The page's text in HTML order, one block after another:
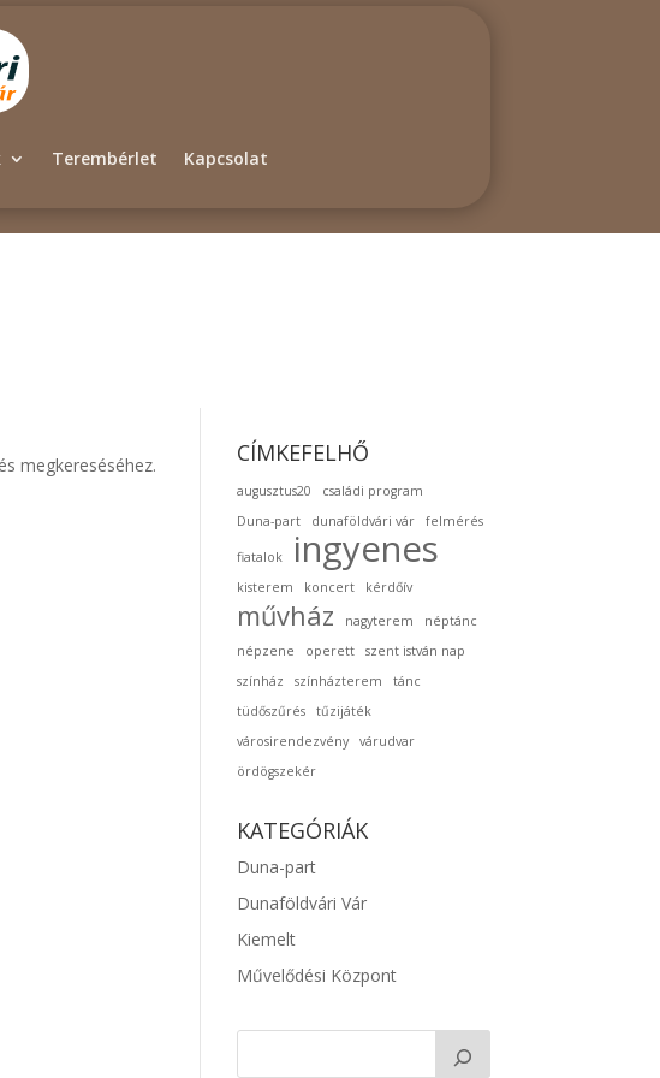
Terembérlet Kapcsolat
megkereséséhez. CÍMKEFELHŐ
augusztus20
családi program
Duna-part
dunaföldvári vár felmérés
fiatalok ingyenes
kisterem koncert kérdőív
művház nagyterem
néptánc
népzene
operett
szent istván nap
színház
színházterem
tánc
tüdőszűrés
tűzijáték
városirendezvény
várudvar
ördögszekér
KATEGÓRIÁK
Duna-part
Dunaföldvári Vár
Kiemelt
Művelődési Központ